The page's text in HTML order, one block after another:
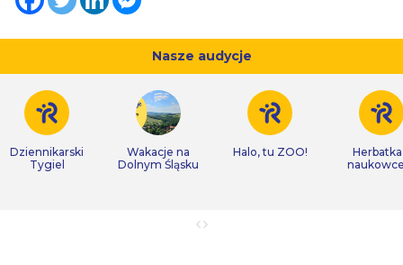
Nasze audycje
Dziennikarski
Tygiel
Wakacje na
Dolnym Śląsku
Halo, tu ZOO!